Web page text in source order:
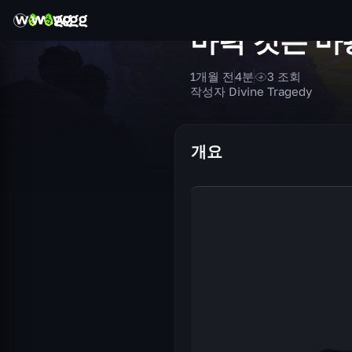
마력 깃든 마
작성자 Divine Tragedy
1개월 전4분 3 조회
개요